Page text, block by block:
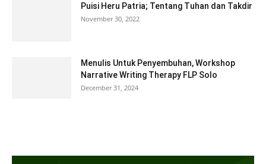
Puisi Heru Patria; Tentang Tuhan dan Takdir
November 30, 2022
Menulis Untuk Penyembuhan, Workshop
Narrative Writing Therapy FLP Solo
December 31, 2024